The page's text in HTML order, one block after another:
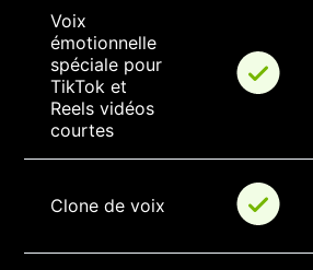
Voix
émotionnelle
spéciale pour
TikTok et
Reels vidéos
courtes
Clone de voix